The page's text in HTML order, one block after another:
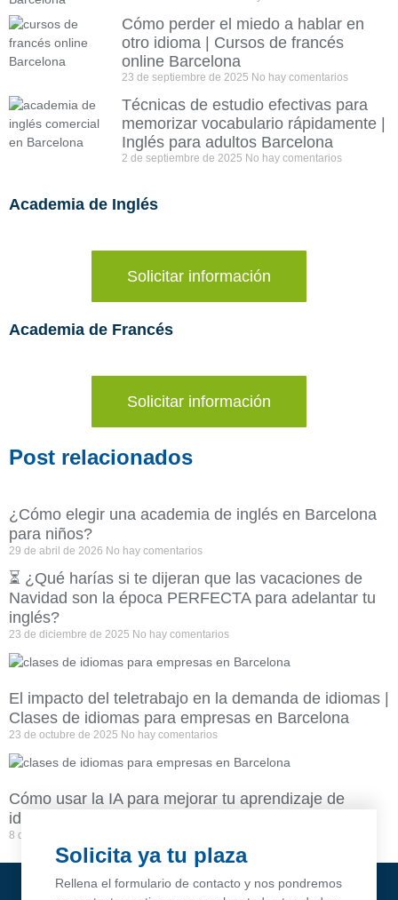
Cómo perder el miedo a hablar en
otro idioma | Cursos de francés
online Barcelona
23 de septiembre de 2025 No hay comentarios
Técnicas de estudio efectivas para
memorizar vocabulario rápidamente |
Inglés para adultos Barcelona
2 de septiembre de 2025 No hay comentarios
Academia de Inglés
Solicitar información
Academia de Francés
Solicitar información
Post relacionados
¿Cómo elegir una academia de inglés en Barcelona
para niños?
29 de abril de 2026 No hay comentarios
⏳ ¿Qué harías si te dijeran que las vacaciones de
Navidad son la época PERFECTA para adelantar tu
inglés?
23 de diciembre de 2025 No hay comentarios
El impacto del teletrabajo en la demanda de idiomas |
Clases de idiomas para empresas en Barcelona
23 de octubre de 2025 No hay comentarios
Cómo usar la IA para mejorar tu aprendizaje de
idiomas | Aprender idiomas en Barcelona
8 de octubre de 2025
Solicita ya tu plaza
Rellena el formulario de contacto y nos pondremos